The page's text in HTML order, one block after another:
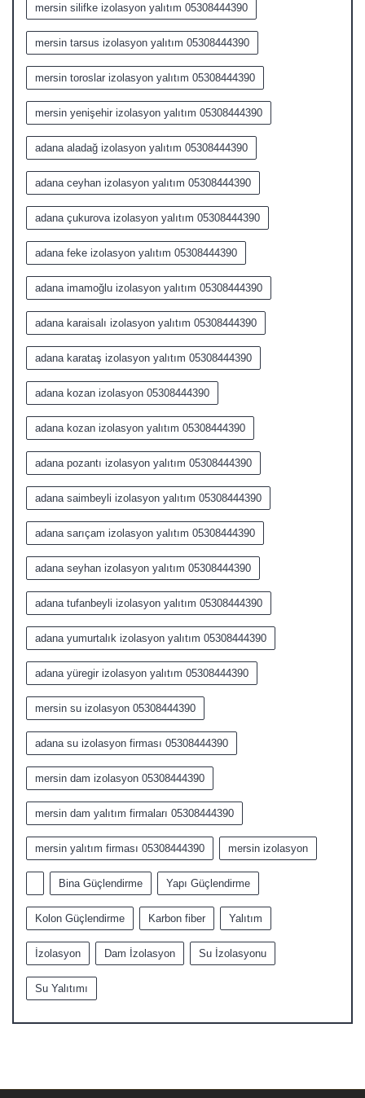
mersin silifke izolasyon yalıtım 05308444390
mersin tarsus izolasyon yalıtım 05308444390
mersin toroslar izolasyon yalıtım 05308444390
mersin yenişehir izolasyon yalıtım 05308444390
adana aladağ izolasyon yalıtım 05308444390
adana ceyhan izolasyon yalıtım 05308444390
adana çukurova izolasyon yalıtım 05308444390
adana feke izolasyon yalıtım 05308444390
adana imamoğlu izolasyon yalıtım 05308444390
adana karaisalı izolasyon yalıtım 05308444390
adana karataş izolasyon yalıtım 05308444390
adana kozan izolasyon 05308444390
adana kozan izolasyon yalıtım 05308444390
adana pozantı izolasyon yalıtım 05308444390
adana saimbeyli izolasyon yalıtım 05308444390
adana sarıçam izolasyon yalıtım 05308444390
adana seyhan izolasyon yalıtım 05308444390
adana tufanbeyli izolasyon yalıtım 05308444390
adana yumurtalık izolasyon yalıtım 05308444390
adana yüregir izolasyon yalıtım 05308444390
mersin su izolasyon 05308444390
adana su izolasyon firması 05308444390
mersin dam izolasyon 05308444390
mersin dam yalıtım firmaları 05308444390
mersin yalıtım firması 05308444390 mersin izolasyon
Bina Güçlendirme Yapı Güçlendirme
Kolon Güçlendirme Karbon fiber Yalıtım
İzolasyon Dam İzolasyon Su İzolasyonu
Su Yalıtımı